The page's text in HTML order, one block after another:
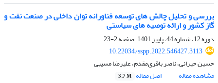
بررسی و تحلیل چالش های توسعه فناورانه توان داخلی در صنعت نفت و
گاز کشور و ارائه توصیه های سیاستی
دوره 12، شماره 44، پاییز 1401، صفحه
2-23
10.22034/sspp.2022.546427.3113
حسین حیرانی، ناصر باقری‌مقدم، علیرضا مسیبی
مشاهده مقاله
اصل مقاله 3.7 M